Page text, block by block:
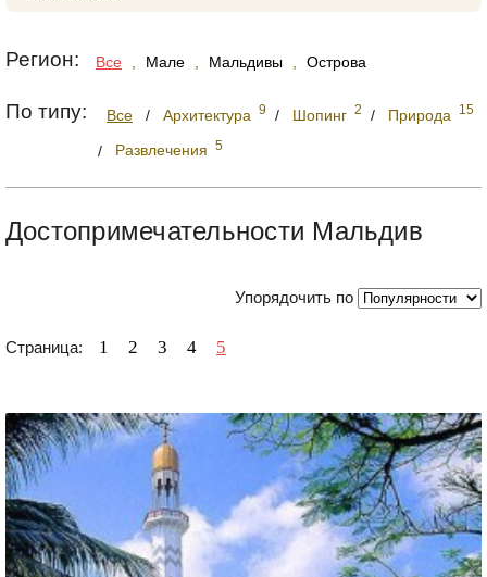
Регион: Все Мале Мальдивы Острова
По типу: Все / Архитектура 9 / Шопинг 2 / Природа 15
/ Развлечения 5
Достопримечательности Мальдив
Упорядочить по
Страница: 1 2 3 4 5